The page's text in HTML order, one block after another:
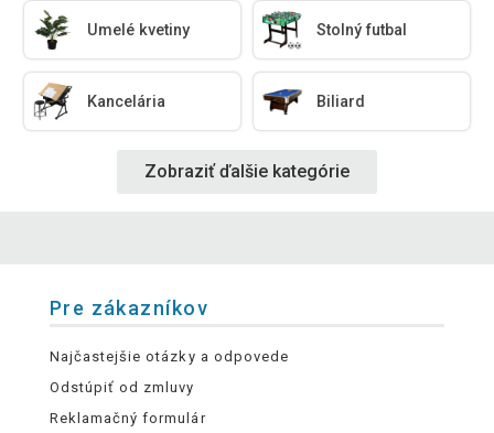
Umelé kvetiny Stolný futbal
Kancelária Biliard
Zobraziť ďalšie kategórie
Pre zákazníkov
Najčastejšie otázky a odpovede
Odstúpiť od zmluvy
Reklamačný formulár